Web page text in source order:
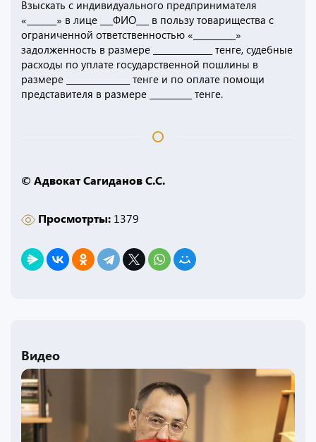
Взыскать с индивидуального предпринимателя
«_______» в лице ___ФИО___ в пользу товарищества с
ограниченной ответственностью «__________»
задолженность в размере ______________ тенге, судебные
расходы по уплате государственной пошлины в
размере _______________ тенге и по оплате помощи
представителя в размере __________ тенге.
© Адвокат Сагиданов С.С.
Просмотрты: 1379
Видео